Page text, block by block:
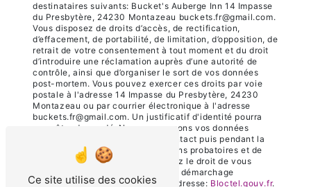
destinataires suivants: Bucket's Auberge Inn 14 Impasse
du Presbytère, 24230 Montazeau buckets.fr@gmail.com.
Vous disposez de droits d’accès, de rectification,
d’effacement, de portabilité, de limitation, d’opposition, de
retrait de votre consentement à tout moment et du droit
d’introduire une réclamation auprès d’une autorité de
contrôle, ainsi que d’organiser le sort de vos données
post-mortem. Vous pouvez exercer ces droits par voie
postale à l'adresse 14 Impasse du Presbytère, 24230
Montazeau ou par courrier électronique à l'adresse
buckets.fr@gmail.com. Un justificatif d'identité pourra
vous être demandé. Nous conservons vos données
pendant la période de prise de contact puis pendant la
durée de prescription légale aux fins probatoires et de
gestion des contentieux. Vous avez le droit de vous
inscrire sur la liste d'opposition au démarchage
téléphonique, disponible à cette adresse: Bloctel.gouv.fr.
Ce site utilise des cookies